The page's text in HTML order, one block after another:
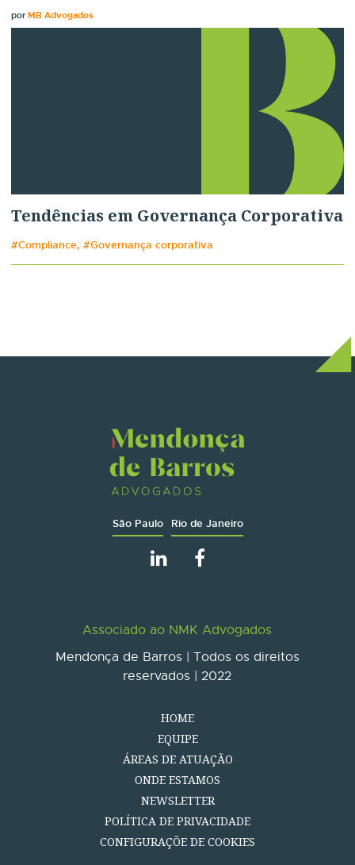
porMB Advogados
Tendências em Governança Corporativa
#Compliance, #Governança corporativa
São Paulo Rio de Janeiro
Associado ao NMK Advogados
Mendonça de Barros | Todos os direitos
reservados | 2022
HOME
EQUIPE
ÁREAS DE ATUAÇÃO
ONDE ESTAMOS
NEWSLETTER
POLÍTICA DE PRIVACIDADE
CONFIGURAÇÕE DE COOKIES